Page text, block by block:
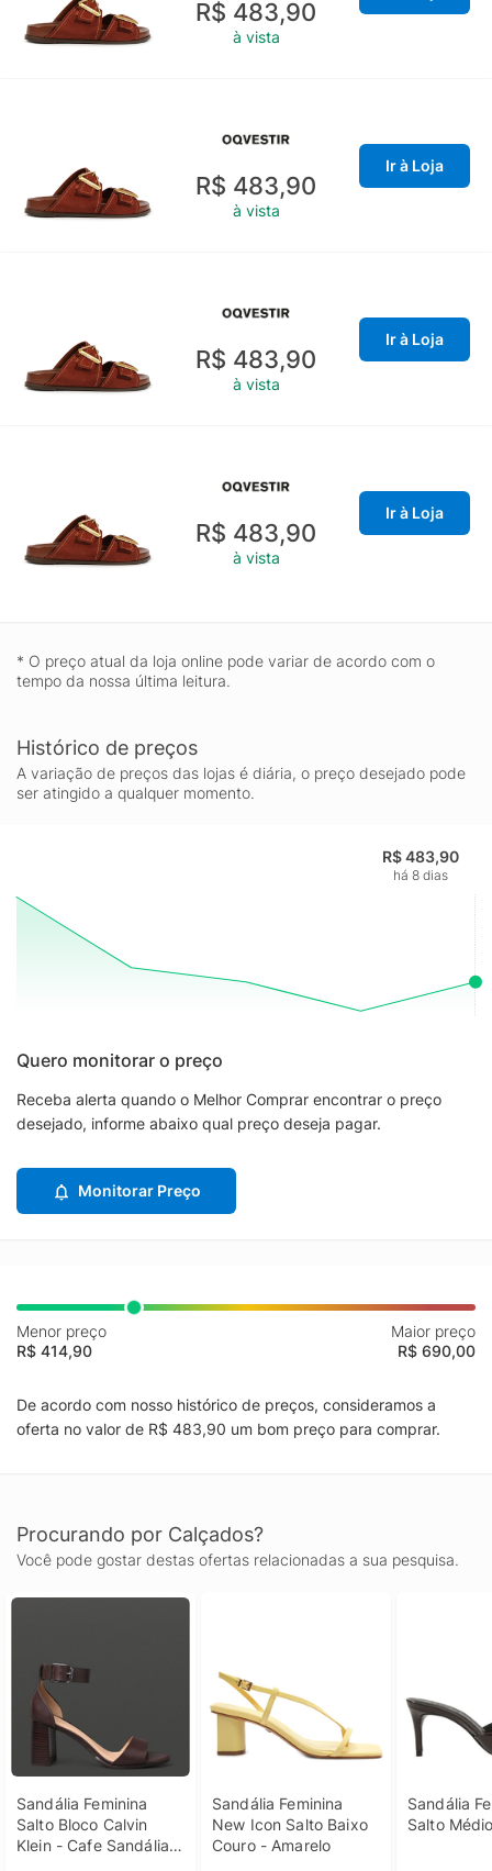
R$ 483,90
à vista
R$ 483,90
à vista
Ir à Loja
R$ 483,90
à vista
Ir à Loja
R$ 483,90
à vista
Ir à Loja
* O preço atual da loja online pode variar de acordo com o
tempo da nossa última leitura.
Histórico de preços
A variação de preços das lojas é diária, o preço desejado pode
ser atingido a qualquer momento.
R$ 483,90
há 8 dias
Quero monitorar o preço
Receba alerta quando o Melhor Comprar encontrar o preço
desejado, informe abaixo qual preço deseja pagar.
Monitorar Preço
Menor preço
R$ 414,90
Maior preço
R$ 690,00
De acordo com nosso histórico de preços, consideramos a
oferta no valor de R$ 483,90 um bom preço para comprar.
Procurando por Calçados?
Você pode gostar destas ofertas relacionadas a sua pesquisa.
Sandália Feminina
Salto Bloco Calvin
Klein - Cafe Sandália
Sandália Feminina
New Icon Salto Baixo
Couro - Amarelo
Sandália
Salto